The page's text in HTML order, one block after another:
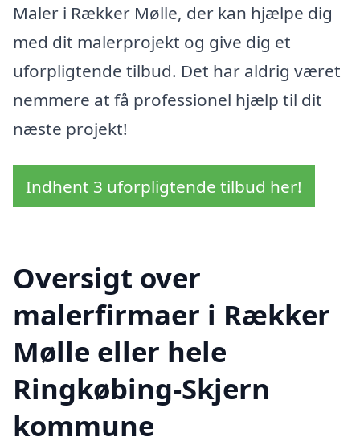
Maler i Rækker Mølle, der kan hjælpe dig
med dit malerprojekt og give dig et
uforpligtende tilbud. Det har aldrig været
nemmere at få professionel hjælp til dit
næste projekt!
Indhent 3 uforpligtende tilbud her!
Oversigt over
malerfirmaer i Rækker
Mølle eller hele
Ringkøbing-Skjern
kommune